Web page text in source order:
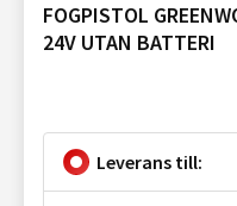
FOGPISTOL
24V UTAN BATTERI
Leverans till: